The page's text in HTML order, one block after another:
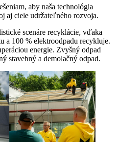
aby naša technológia
aj ciele udržateľného rozvoja.
scenáre recyklácie, vďaka
a 100 % elektroodpadu recykluje.
energie. Zvyšný odpad
stavebný a demolačný odpad.